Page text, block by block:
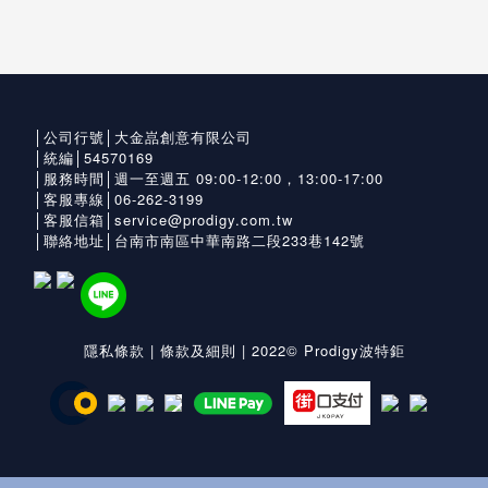
│公司行號│大金嵓創意有限公司
│統編│54570169
│服務時間│週一至週五 09:00-12:00，13:00-17:00
│客服專線│06-262-3199
│客服信箱│service@prodigy.com.tw
│聯絡地址│台南市南區中華南路二段233巷142號
隱私條款 | 條款及細則 | 2022© Prodigy波特鉅